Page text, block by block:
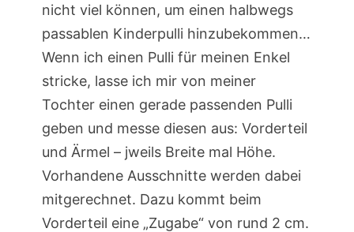
nicht viel können, um einen halbwegs
passablen Kinderpulli hinzubekommen…
Wenn ich einen Pulli für meinen Enkel
stricke, lasse ich mir von meiner
Tochter einen gerade passenden Pulli
geben und messe diesen aus: Vorderteil
und Ärmel – jweils Breite mal Höhe.
Vorhandene Ausschnitte werden dabei
mitgerechnet. Dazu kommt beim
Vorderteil eine „Zugabe“ von rund 2 cm.